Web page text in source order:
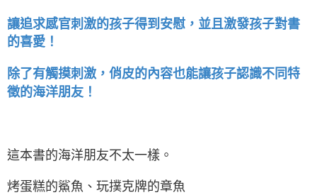
讓追求感官刺激的孩子得到安慰，並且激發孩子對書
的喜愛！
除了有觸摸刺激，俏皮的內容也能讓孩子認識不同特
徵的海洋朋友！
這本書的海洋朋友不太一樣。
烤蛋糕的鯊魚、玩撲克牌的章魚